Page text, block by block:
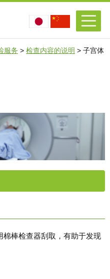
服务 > 检查内容的说明 > 子宫体
棉棒检查器刮取，有助于发现